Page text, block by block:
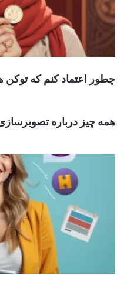
چطور اعتماد کنم که
همه چیز درباره